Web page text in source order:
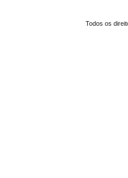
Todos os